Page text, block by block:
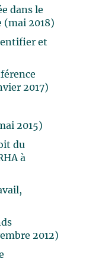
dans le
(mai 2018)
et
2017)
2015)
du
à
2012)